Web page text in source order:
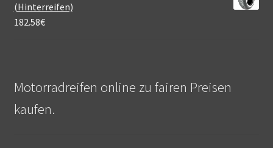
(Hinterreifen)
182.58€
Motorradreifen online zu fairen Preisen
kaufen.